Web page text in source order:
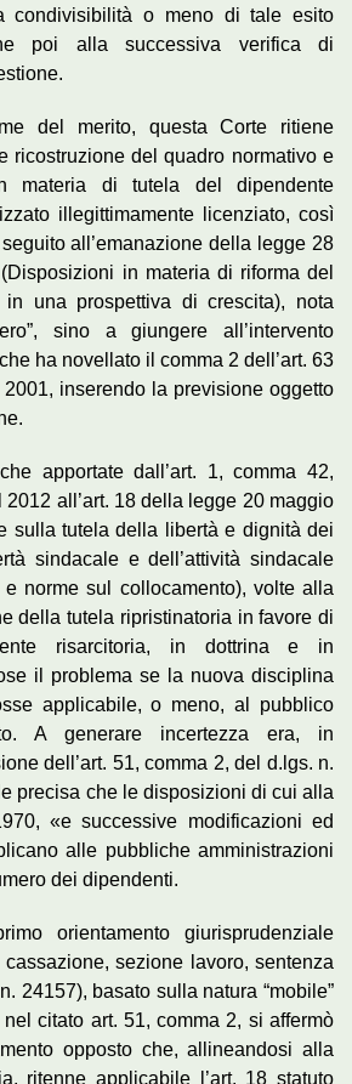
condivisibilità o meno di tale esito
poi alla successiva verifica di
del merito, questa Corte ritiene
ricostruzione del quadro normativo e
materia di tutela del dipendente
illegittimamente licenziato, così
all’emanazione della legge 28
in materia di riforma del
una prospettiva di crescita), nota
sino a giungere all’intervento
ha novellato il comma 2 dell’art. 63
inserendo la previsione oggetto
apportate dall’art. 1, comma 42,
all’art. 18 della legge 20 maggio
sulla tutela della libertà e dignità dei
sindacale e dell’attività sindacale
norme sul collocamento), volte alla
della tutela ripristinatoria in favore di
risarcitoria, in dottrina e in
il problema se la nuova disciplina
applicabile, o meno, al pubblico
A generare incertezza era, in
dell’art. 51, comma 2, del d.lgs. n.
precisa che le disposizioni di cui alla
«e successive modificazioni ed
alle pubbliche amministrazioni
dei dipendenti.
orientamento giurisprudenziale
sezione lavoro, sentenza
24157), basato sulla natura “mobile”
citato art. 51, comma 2, si affermò
opposto che, allineandosi alla
ritenne applicabile l’art. 18 statuto